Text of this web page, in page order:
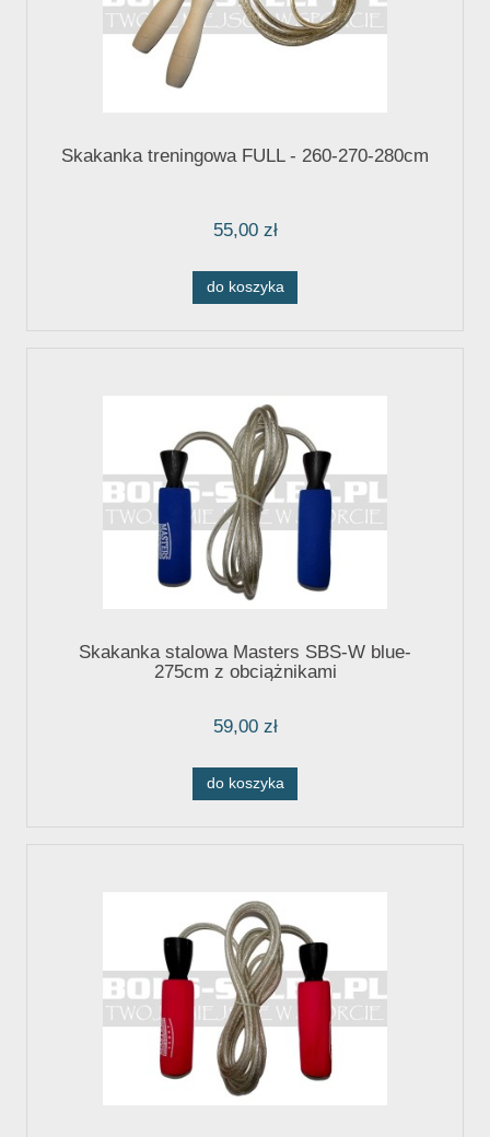
Skakanka treningowa FULL - 260-270-280cm
55,00 zł
do koszyka
Skakanka stalowa Masters SBS-W blue-
275cm z obciążnikami
59,00 zł
do koszyka